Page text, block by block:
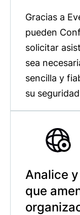
Gracias a
pueden
solicitar
sea
sencilla y
su
Analice
que